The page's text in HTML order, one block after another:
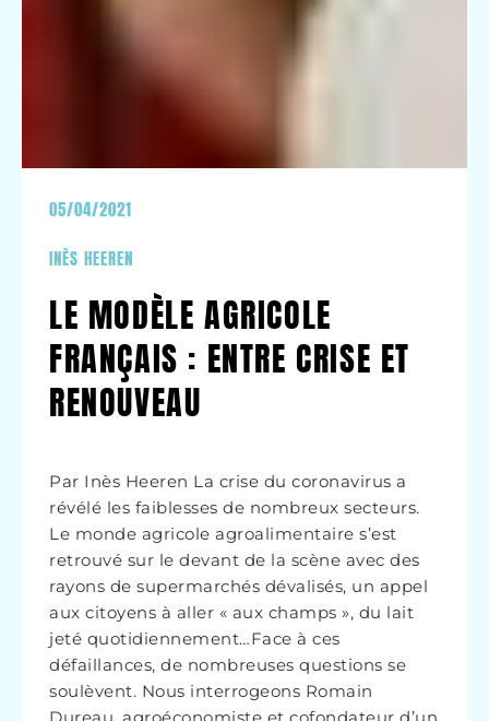
05/04/2021
INÈS HEEREN
LE MODÈLE AGRICOLE
FRANÇAIS : ENTRE CRISE ET
RENOUVEAU
Par Inès Heeren La crise du coronavirus a
révélé les faiblesses de nombreux secteurs.
Le monde agricole agroalimentaire s’est
retrouvé sur le devant de la scène avec des
rayons de supermarchés dévalisés, un appel
aux citoyens à aller « aux champs », du lait
jeté quotidiennement…Face à ces
défaillances, de nombreuses questions se
soulèvent. Nous interrogeons Romain